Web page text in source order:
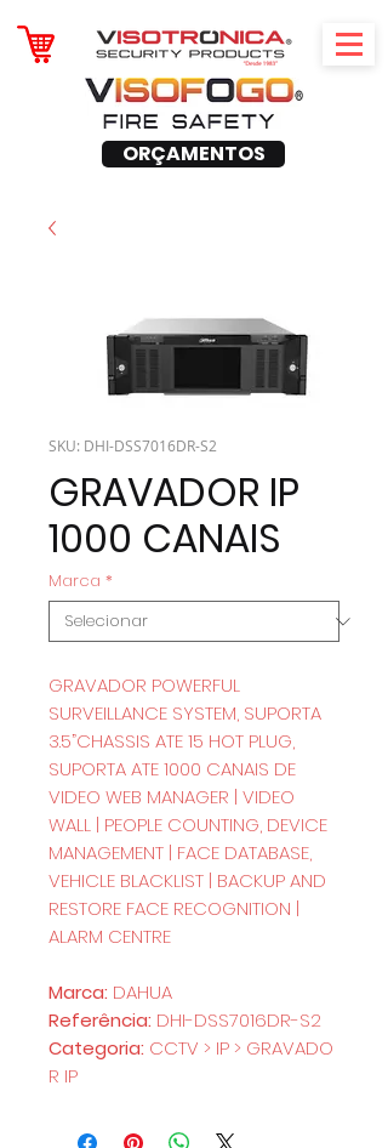
ORÇAMENTOS
SKU: DHI-DSS7016DR-S2
GRAVADOR IP
1000 CANAIS
Marca *
GRAVADOR POWERFUL
SURVEILLANCE SYSTEM, SUPORTA
3.5”CHASSIS ATE 15 HOT PLUG,
SUPORTA ATE 1000 CANAIS DE
VIDEO WEB MANAGER | VIDEO
WALL | PEOPLE COUNTING, DEVICE
MANAGEMENT | FACE DATABASE,
VEHICLE BLACKLIST | BACKUP AND
RESTORE FACE RECOGNITION |
ALARM CENTRE
Marca: DAHUA
Referência: DHI-DSS7016DR-S2
Categoria: CCTV > IP > GRAVADO
R IP